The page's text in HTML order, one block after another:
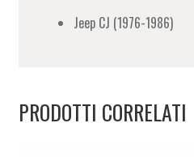
Jeep CJ (1976-1986)
PRODOTTI CORRELATI